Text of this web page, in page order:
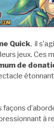
Quick, il
jeux. Ces
de
à